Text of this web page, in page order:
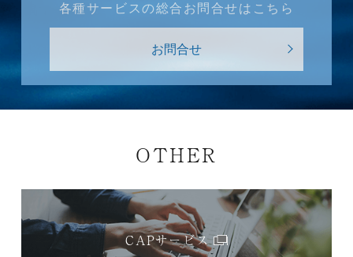
各種サービスの総合お問合せはこちら
お問合せ
OTHER
CAPサービス